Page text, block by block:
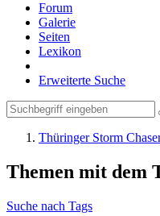
Forum
Galerie
Seiten
Lexikon
Erweiterte Suche
Thüringer Storm
Themen mit dem
Suche nach Tags